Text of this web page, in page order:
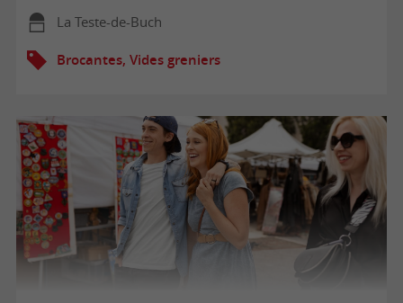
La Teste-de-Buch
Brocantes, Vides greniers